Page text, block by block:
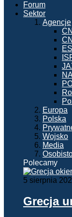
Forum
Sektor
Agencje
Europa
Polska
Wojsko
Media
Polecamy
5 sierpnia
Grecja